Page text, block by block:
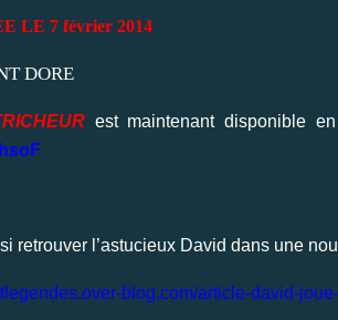
LE 7 février 2014
est maintenant disponible
retrouver l’astucieux David dans une
blog.com/article-david-